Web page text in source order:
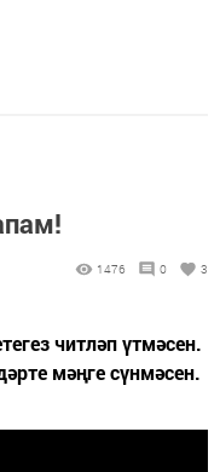
1476 0 3
читләп үтмәсен.
мәңге сүнмәсен.